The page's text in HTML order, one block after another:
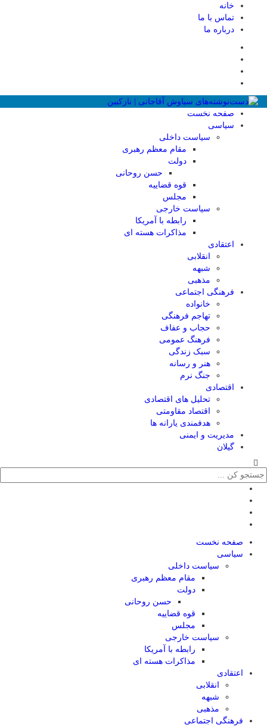
خانه
تماس با ما
درباره ما
صفحه نخست
سیاسی
سیاست داخلی
مقام معظم رهبری
دولت
حسن روحانی
قوه قضاییه
مجلس
سیاست خارجی
رابطه با آمریکا
مذاکرات هسته ای
اعتقادی
انقلابی
شبهه
مذهبی
فرهنگی اجتماعی
خانواده
تهاجم فرهنگی
حجاب و عفاف
فرهنگ عمومی
سبک زندگی
هنر و رسانه
جنگ نرم
اقتصادی
تحلیل های اقتصادی
اقتصاد مقاومتی
هدفمندی یارانه ها
مدیریت و ایمنی
گیلان
صفحه نخست
سیاسی
سیاست داخلی
مقام معظم رهبری
دولت
حسن روحانی
قوه قضاییه
مجلس
سیاست خارجی
رابطه با آمریکا
مذاکرات هسته ای
اعتقادی
انقلابی
شبهه
مذهبی
فرهنگی اجتماعی